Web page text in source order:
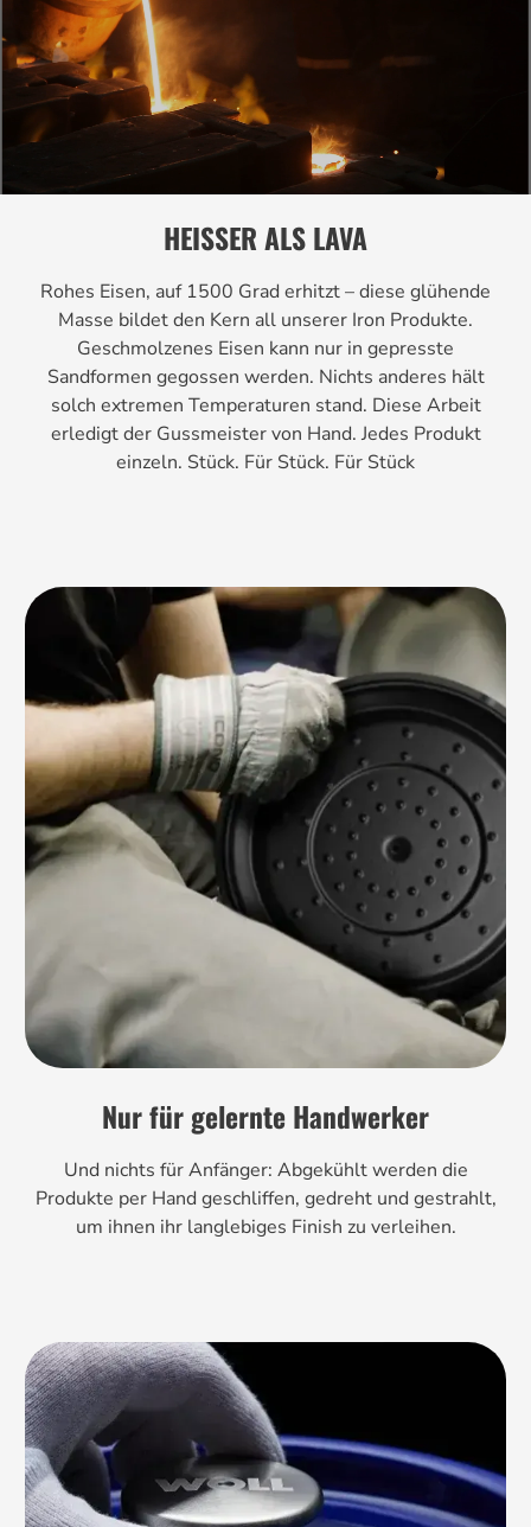
HEISSER ALS LAVA
Rohes Eisen, auf 1500 Grad erhitzt – diese glühende
Masse bildet den Kern all unserer Iron Produkte.
Geschmolzenes Eisen kann nur in gepresste
Sandformen gegossen werden. Nichts anderes hält
solch extremen Temperaturen stand. Diese Arbeit
erledigt der Gussmeister von Hand. Jedes Produkt
einzeln. Stück. Für Stück. Für Stück
Nur für gelernte Handwerker
Und nichts für Anfänger: Abgekühlt werden die
Produkte per Hand geschliffen, gedreht und gestrahlt,
um ihnen ihr langlebiges Finish zu verleihen.